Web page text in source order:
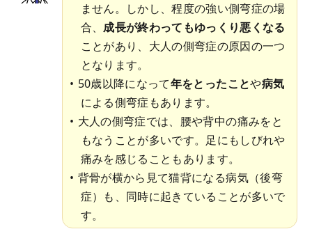
ません。しかし、程度の強い側弯症の場
合、 成長が終わってもゆっくり悪くなる
ことがあり、大人の側弯症の原因の一つ
となります。
50歳以降になって年をとったことや病気
による側弯症もあります。
大人の側弯症では、腰や背中の痛みをと
もなうことが多いです。足にもしびれや
痛みを感じることもあります。
背骨が横から見て猫背になる病気（後弯
症）も、同時に起きていることが多いで
す。